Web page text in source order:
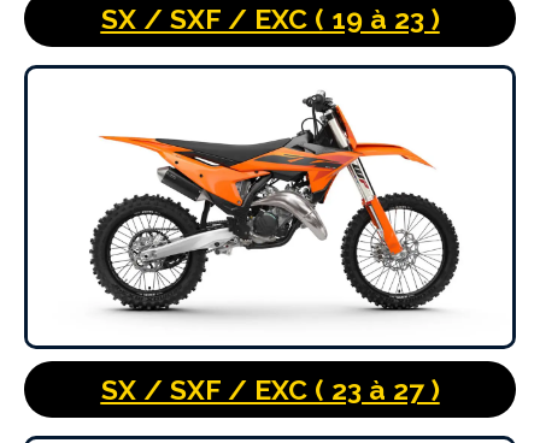
SX / SXF / EXC ( 19 à 23 )
SX / SXF / EXC ( 23 à 27 )